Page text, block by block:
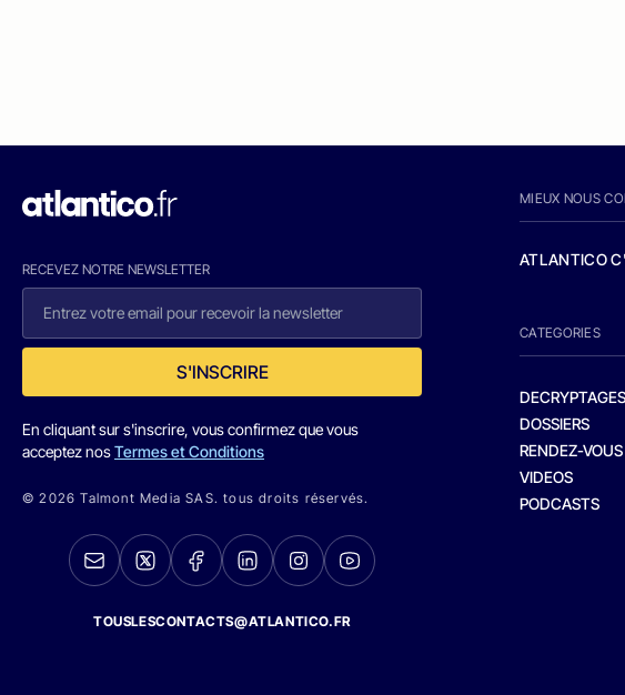
RECEVEZ NOTRE NEWSLETTER
S'INSCRIRE
En cliquant sur s'inscrire, vous confirmez que vous
acceptez nosTermes et Conditions
© 2026 Talmont Media SAS. tous droits réservés.
TOUSLESCONTACTS@ATLANTICO.FR
MIEUX NOUS
ATLANTICO
CATEGORIES
DECRYPTAGES
DOSSIERS
RENDEZ-VOUS
VIDEOS
PODCASTS